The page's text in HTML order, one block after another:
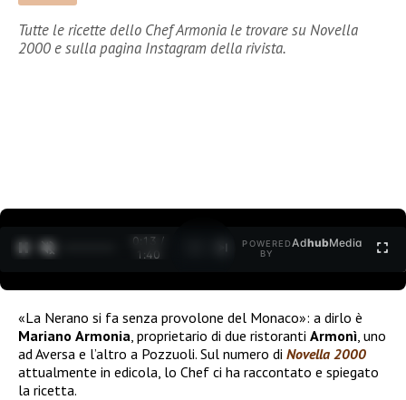
Tutte le ricette dello Chef Armonia le trovare su Novella
2000 e sulla pagina Instagram della rivista.
0:15 /
1:40
POWERED
BY
AdhubMedia
«La Nerano si fa senza provolone del Monaco»: a dirlo è
Mariano Armonia , proprietario di due ristoranti Armonì , uno
ad Aversa e l’altro a Pozzuoli. Sul numero di Novella 2000
attualmente in edicola, lo Chef ci ha raccontato e spiegato
la ricetta.